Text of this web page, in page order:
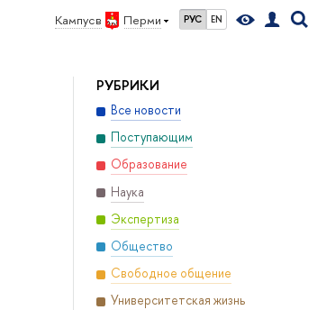
Кампус в Перми РУС EN
РУБРИКИ
Все новости
Поступающим
Образование
Наука
Экспертиза
Общество
Свободное общение
Университетская жизнь